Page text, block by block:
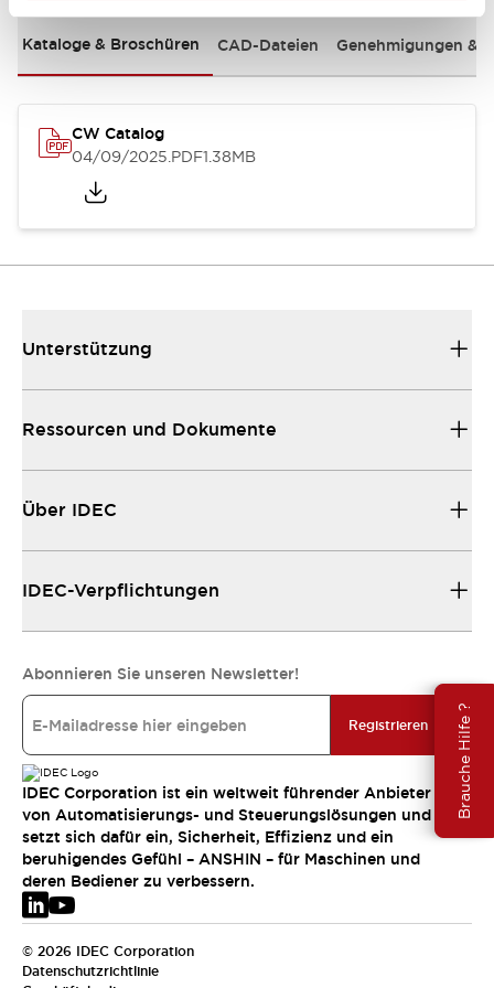
Brauche Hilfe ?
Kataloge & Broschüren CAD-Dateien Genehmigungen &
CW Catalog
04/09/2025.PDF1.38MB
Unterstützung
Ressourcen und Dokumente
Über IDEC
IDEC-Verpflichtungen
Abonnieren Sie unseren Newsletter!
Registrieren
IDEC Corporation ist ein weltweit führender Anbieter
von Automatisierungs- und Steuerungslösungen und
setzt sich dafür ein, Sicherheit, Effizienz und ein
beruhigendes Gefühl – ANSHIN – für Maschinen und
deren Bediener zu verbessern.
© 2026 IDEC Corporation
Datenschutzrichtlinie